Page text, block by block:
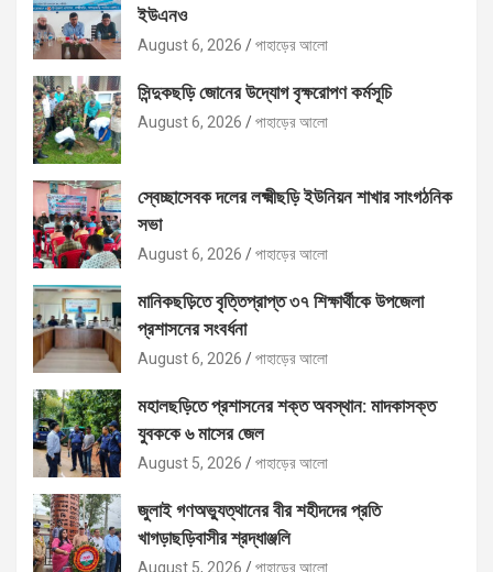
ইউএনও
August 6, 2026 পাহাড়ের আলো
সিন্দুকছড়ি জোনের উদ্যোগ বৃক্ষরোপণ কর্মসূচি
August 6, 2026 পাহাড়ের আলো
স্বেচ্ছাসেবক দলের লক্ষ্মীছড়ি ইউনিয়ন শাখার সাংগঠনিক
সভা
August 6, 2026 পাহাড়ের আলো
মানিকছড়িতে বৃত্তিপ্রাপ্ত ৩৭ শিক্ষার্থীকে উপজেলা
প্রশাসনের সংবর্ধনা
August 6, 2026 পাহাড়ের আলো
মহালছড়িতে প্রশাসনের শক্ত অবস্থান: মাদকাসক্ত
যুবককে ৬ মাসের জেল
August 5, 2026 পাহাড়ের আলো
জুলাই গণঅভ্যুত্থানের বীর শহীদদের প্রতি
খাগড়াছড়িবাসীর শ্রদ্ধাঞ্জলি
August 5, 2026 পাহাড়ের আলো